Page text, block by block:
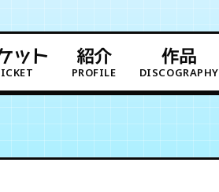
ット 紹介
PROFILE
作品
DISCOGRAPHY